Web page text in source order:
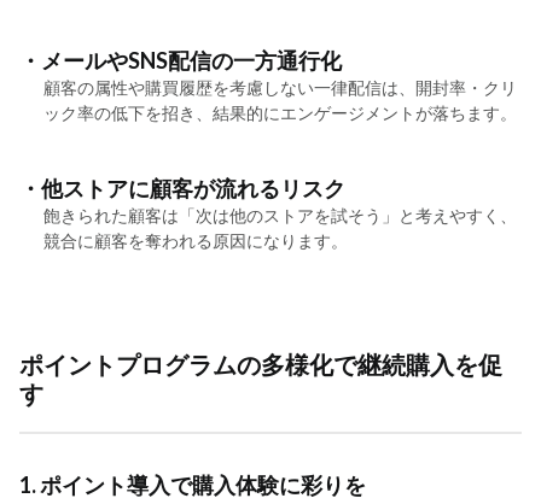
・メールやSNS配信の一方通行化
顧客の属性や購買履歴を考慮しない一律配信は、開封率・クリ
ック率の低下を招き、結果的にエンゲージメントが落ちます。
・他ストアに顧客が流れるリスク
飽きられた顧客は「次は他のストアを試そう」と考えやすく、
競合に顧客を奪われる原因になります。
ポイントプログラムの多様化で継続購入を促
す
1. ポイント導入で購入体験に彩りを